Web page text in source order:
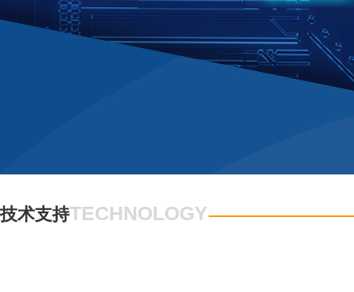
技术支持TECHNOLOGY